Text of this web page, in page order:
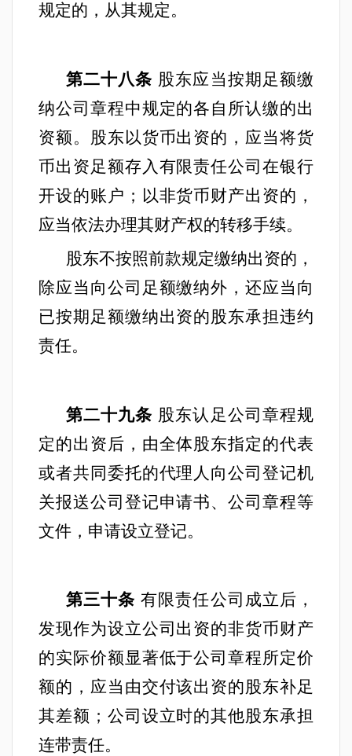
规定的，从其规定。
第二十八条 股东应当按期足额缴
纳公司章程中规定的各自所认缴的出
资额。股东以货币出资的，应当将货
币出资足额存入有限责任公司在银行
开设的账户；以非货币财产出资的，
应当依法办理其财产权的转移手续。
股东不按照前款规定缴纳出资的，
除应当向公司足额缴纳外，还应当向
已按期足额缴纳出资的股东承担违约
责任。
第二十九条 股东认足公司章程规
定的出资后，由全体股东指定的代表
或者共同委托的代理人向公司登记机
关报送公司登记申请书、公司章程等
文件，申请设立登记。
第三十条 有限责任公司成立后，
发现作为设立公司出资的非货币财产
的实际价额显著低于公司章程所定价
额的，应当由交付该出资的股东补足
其差额；公司设立时的其他股东承担
连带责任。